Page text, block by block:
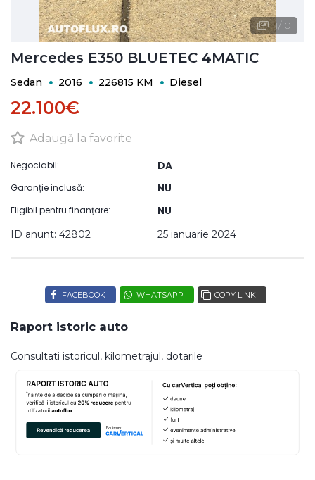
1/10
Mercedes E350 BLUETEC 4MATIC
Sedan 2016 226815 KM Diesel
22.100€
Adaugă la favorite
Negociabil: DA
Garanție inclusă: NU
Eligibil pentru finanțare: NU
ID anunt: 42802 25 ianuarie 2024
FACEBOOK WHATSAPP COPY LINK
Raport istoric auto
Consultati istoricul, kilometrajul, dotarile